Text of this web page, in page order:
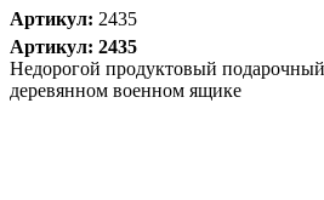
Артикул: 2435
Артикул: 2435
Недорогой продуктовый подарочный
деревянном военном ящике